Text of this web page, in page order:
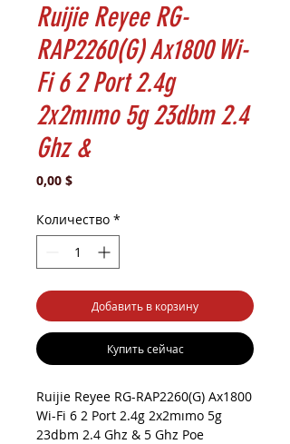
Ruijie Reyee RG-
RAP2260(G) Ax1800 Wi-
Fi 6 2 Port 2.4g
2x2mımo 5g 23dbm 2.4
Ghz &
0,00 $Цена
Количество *
Добавить в корзину
Купить сейчас
Ruijie Reyee RG-RAP2260(G) Ax1800
Wi-Fi 6 2 Port 2.4g 2x2mımo 5g
23dbm 2.4 Ghz & 5 Ghz Poe